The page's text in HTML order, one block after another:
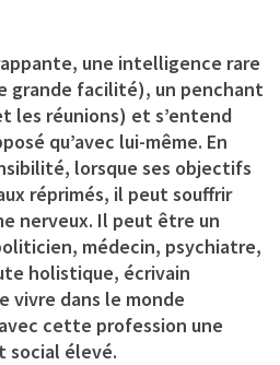
une intelligence rare
grande facilité), un penchant
les réunions) et s’entend
qu’avec lui-même. En
lorsque ses objectifs
réprimés, il peut souffrir
nerveux. Il peut être un
médecin, psychiatre,
holistique, écrivain
vivre dans le monde
cette profession une
social élevé.